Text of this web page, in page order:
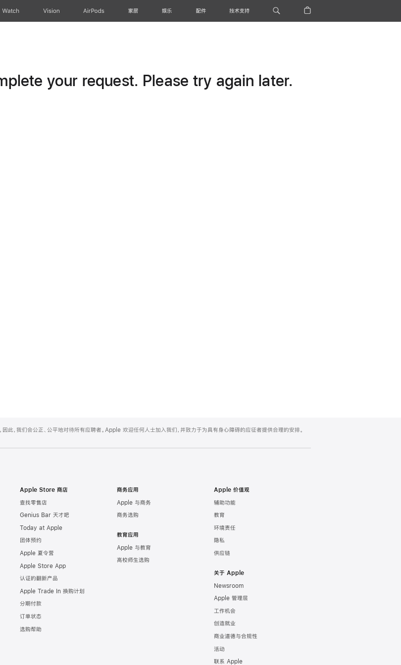
Watch Vision AirPods 家居 娱乐 配件 技术支持
your request. Please try again later.
此，我们会公正、公平地对待所有应聘者。Apple 欢迎任何人士加入我们，并致力于为具有身心障碍的应征者提供合理的安排。
Apple Store 商店
查找零售店
Genius Bar 天才吧
Today at Apple
团体预约
Apple 夏令营
Apple Store App
认证的翻新产品
Apple Trade In 换购计划
分期付款
订单状态
选购帮助
商务应用
Apple 与商务
商务选购
教育应用
Apple 与教育
高校师生选购
Apple 价值观
辅助功能
教育
环境责任
隐私
供应链
关于 Apple
Newsroom
Apple 管理层
工作机会
创造就业
商业道德与合规性
活动
联系 Apple